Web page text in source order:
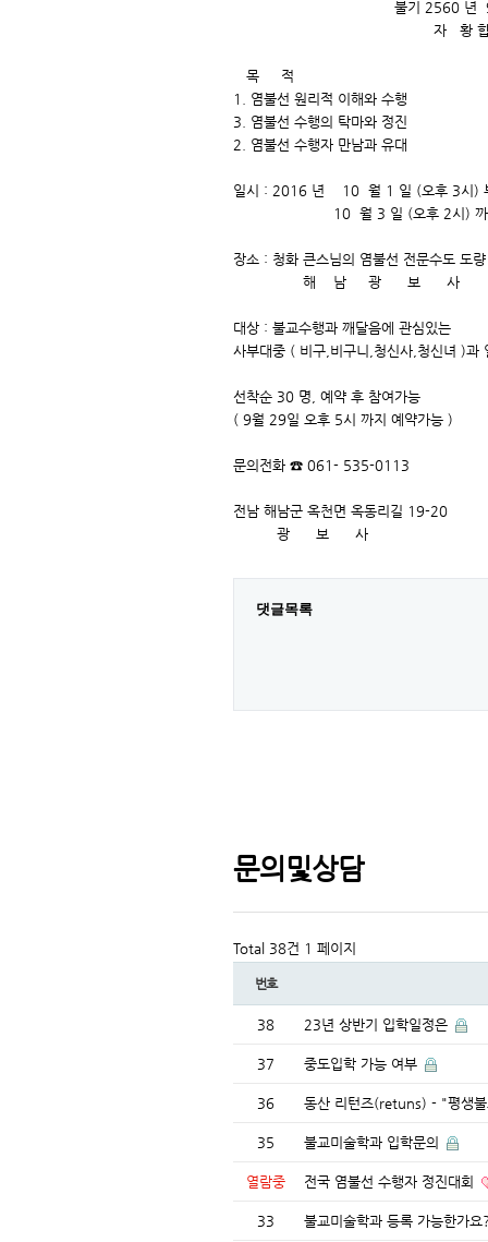
불기 2560 년 9 월
자 황 합
목 적
1. 염불선 원리적 이해와 수행
3. 염불선 수행의 탁마와 정진
2. 염불선 수행자 만남과 유대
일시 : 2016 년 10 월 1 일 (오후 3시)
10 월 3 일 (오후 2시) 까지
장소 : 청화 큰스님의 염불선 전문수도 도량
해 남 광 보 사
대상 : 불교수행과 깨달음에 관심있는
사부대중 ( 비구,비구니,청신사,청신녀 )과
선착순 30 명, 예약 후 참여가능
( 9월 29일 오후 5시 까지 예약가능 )
문의전화 ☎ 061- 535-0113
전남 해남군 옥천면 옥동리길 19-20
광 보 사
댓글목록
문의및상담
Total 38건 1 페이지
번호
38 23년 상반기 입학일정은
37 중도입학 가능 여부
36 동산 리턴즈(retuns) - "평생
35 불교미술학과 입학문의
열람중 전국 염불선 수행자 정진대회
33 불교미술학과 등록 가능한가